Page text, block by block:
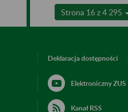
Strona 16 z 4 295
Deklaracja dostępności
Elektroniczny ZUS
Kanał RSS